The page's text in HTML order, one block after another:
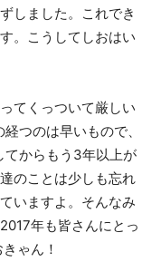
しました。これでき
。こうしてしおはい
てくっついて厳しい
つのは早いもので、
てからもう3年以上が
のことは少しも忘れ
いますよ。そんなみ
年も皆さんにとっ
ゃん！